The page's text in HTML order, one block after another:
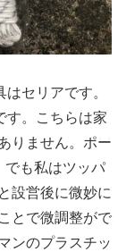
セリアです。
す。こちらは家
りません。ポー
でも私はツッパ
設営後に微妙に
とで微調整がで
ンのプラスチッ